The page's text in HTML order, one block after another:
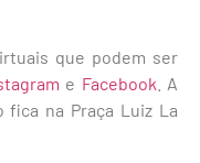
que podem ser
e Facebook . A
fica na Praça Luiz La